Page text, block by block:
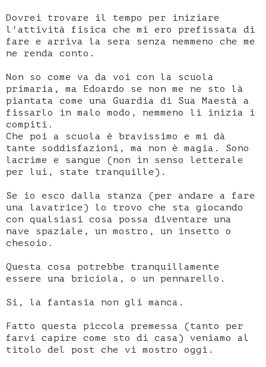
Dovrei trovare il tempo per iniziare
l'attività fisica che mi ero prefissata di
fare e arriva la sera senza nemmeno che me
ne renda conto.
Non so come va da voi con la scuola
primaria, ma Edoardo se non me ne sto là
piantata come una Guardia di Sua Maestà a
fissarlo in malo modo, nemmeno li inizia i
compiti.
Che poi a scuola è bravissimo e mi dà
tante soddisfazioni, ma non è magia. Sono
lacrime e sangue (non in senso letterale
per lui, state tranquille).
Se io esco dalla stanza (per andare a fare
una lavatrice) lo trovo che sta giocando
con qualsiasi cosa possa diventare una
nave spaziale, un mostro, un insetto o
chesoio.
Questa cosa potrebbe tranquillamente
essere una briciola, o un pennarello.
Si, la fantasia non gli manca.
Fatto questa piccola premessa (tanto per
farvi capire come sto di casa) veniamo al
titolo del post che vi mostro oggi.